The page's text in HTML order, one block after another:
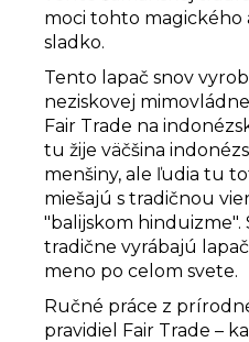
moci tohto
sladko.
Tento lapač snov
neziskovej
Fair Trade na
tu žije väčšina
menšiny, ale ľudia tu
miešajú s tradičnou
"balijskom hinduizme".
tradične vyrábajú
meno po celom svete.
Ručné práce z
pravidiel Fair Trade –